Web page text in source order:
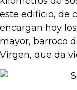
este edificio, de
encargan hoy
mayor, barroco
Virgen, que da